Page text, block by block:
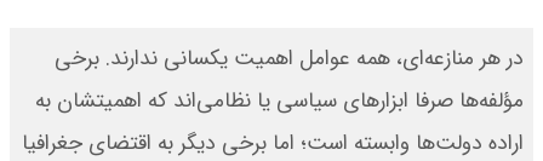
در هر منازعه‌ای، همه عوامل اهمیت یکسانی ‌ندارند. برخی
مؤلفه‌ها صرفا ابزارهای سیاسی یا نظامی‌اند که اهمیتشان به
اراده دولت‌ها وابسته است؛ اما برخی دیگر به اقتضای جغرافیا